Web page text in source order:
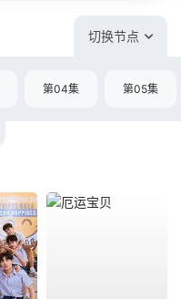
切换节点
第04集 第05集